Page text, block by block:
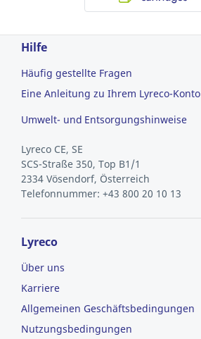
Hilfe
Häufig gestellte Fragen
Eine Anleitung zu Ihrem Lyreco-Konto
Umwelt- und Entsorgungshinweise
Lyreco CE, SE
SCS-Straße 350, Top B1/1
2334 Vösendorf, Österreich
Telefonnummer: +43 800 20 10 13
Lyreco
Über uns
Karriere
Allgemeinen Geschäftsbedingungen
Nutzungsbedingungen